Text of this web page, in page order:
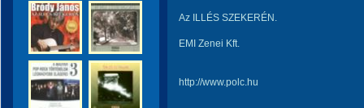
Az ILLÉS SZEKERÉN.
EMI Zenei Kft.
http://www.polc.hu